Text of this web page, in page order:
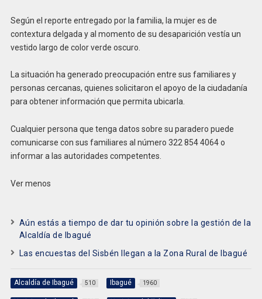
Según el reporte entregado por la familia, la mujer es de
contextura delgada y al momento de su desaparición vestía un
vestido largo de color verde oscuro.
La situación ha generado preocupación entre sus familiares y
personas cercanas, quienes solicitaron el apoyo de la ciudadanía
para obtener información que permita ubicarla.
Cualquier persona que tenga datos sobre su paradero puede
comunicarse con sus familiares al número 322 854 4064 o
informar a las autoridades competentes.
Ver menos
Aún estás a tiempo de dar tu opinión sobre la gestión de la
Alcaldía de Ibagué
Las encuestas del Sisbén llegan a la Zona Rural de Ibagué
Alcaldía de Ibagué 510 Ibagué 1960